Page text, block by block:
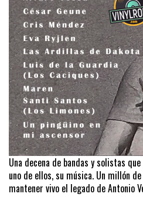
Una decena de bandas y solistas
uno de ellos, su música. Un millón
mantener vivo el legado de Antonio